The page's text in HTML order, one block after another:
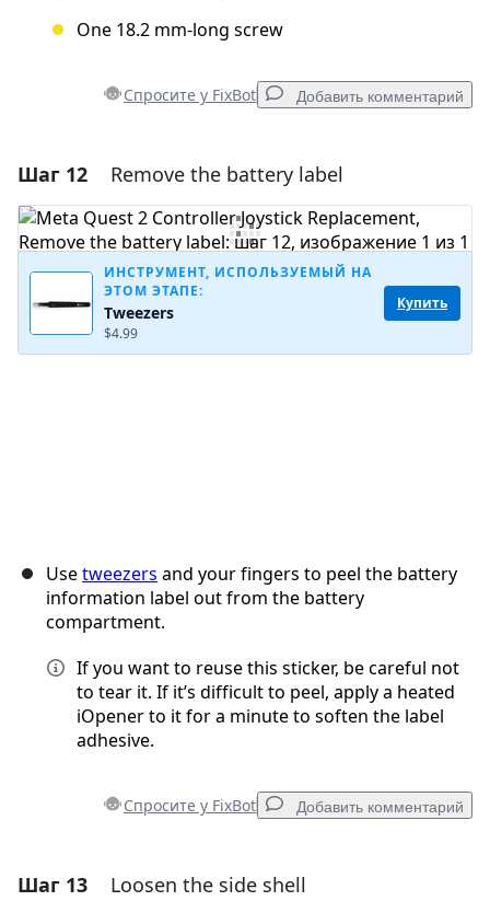
One 18.2 mm‑long screw
Спросите у FixBot Добавить комментарий
Добавить комментарий
Добавить комментарий
Оставить комментарий
Шаг 12 Remove the battery label
ИНСТРУМЕНТ, ИСПОЛЬЗУЕМЫЙ НА
ЭТОМ ЭТАПЕ:
Tweezers
$4.99
Купить
Usetweezers and your fingers to peel the battery
information label out from the battery
compartment.
If you want to reuse this sticker, be careful not
to tear it. If it’s difficult to peel, apply a heated
iOpener to it for a minute to soften the label
adhesive.
Спросите у FixBot Добавить комментарий
Добавить комментарий
Шаг 13 Loosen the side shell